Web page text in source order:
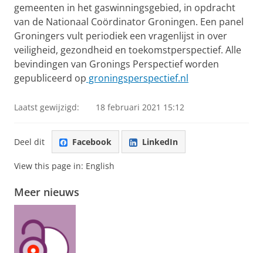
gemeenten in het gaswinningsgebied, in opdracht
van de Nationaal Coördinator Groningen. Een panel
Groningers vult periodiek een vragenlijst in over
veiligheid, gezondheid en toekomstperspectief. Alle
bevindingen van Gronings Perspectief worden
gepubliceerd op groningsperspectief.nl
Laatst gewijzigd: 18 februari 2021 15:12
Deel dit Facebook LinkedIn
View this page in: English
Meer nieuws